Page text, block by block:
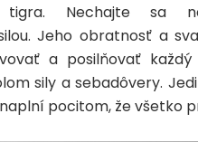
tigra. Nechajte sa
Jeho obratnosť a
a posilňovať každý
sily a sebadôvery.
pocitom, že všetko